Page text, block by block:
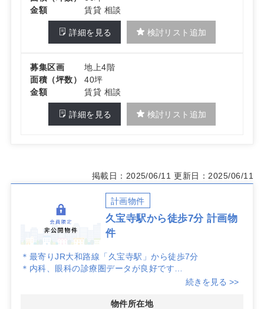
金額
賃貸 相談
詳細を見る 検討リスト追加
募集区画
地上4階
面積（坪数）
40坪
金額
賃貸 相談
詳細を見る 検討リスト追加
掲載日：2025/06/11 更新日：2025/06/11
計画物件
久宝寺駅から徒歩7分 計画物
件
＊最寄りJR大和路線「久宝寺駅」から徒歩7分
＊内科、眼科の診療圏データが良好です
続きを見る >>
物件所在地